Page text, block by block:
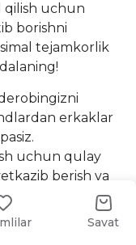
qilish uchun
borishni
tejamkorlik
erkaklar
uchun qulay
berish va
Hoziroq
zamonaviy
bahramand
Savat